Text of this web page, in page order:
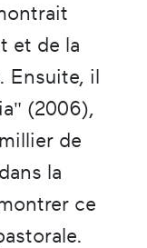
et de la
Ensuite, il
(2006),
de
la
ce